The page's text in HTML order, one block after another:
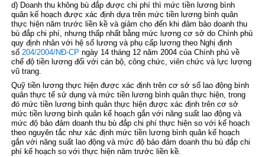
d) Doanh thu không bù đắp được chi phí thì mức tiền lương bình
quân kế hoạch được xác định dựa trên mức tiền lương bình quân
thực hiện năm trước liền kề và giảm cho đến khi đảm bảo doanh thu
bù đắp chi phí, nhưng thấp nhất bằng mức lương cơ sở do Chính phủ
quy định nhân với hệ số lương và phụ cấp lương theo Nghị định
số204/2004/NĐ-CP ngày 14 tháng 12 năm 2004 của Chính phủ về
chế độ tiền lương đối với cán bộ, công chức, viên chức và lực lượng
vũ trang.
Quỹ tiền lương thực hiện được xác định trên cơ sở số lao động bình
quân thực tế sử dụng và mức tiền lương bình quân thực hiện, trong
đó mức tiền lương bình quân thực hiện được xác định trên cơ sở
mức tiền lương bình quân kế hoạch gắn với năng suất lao động và
mức độ bảo đảm doanh thu bù đắp chi phí thực hiện so với kế hoạch
theo nguyên tắc như xác định mức tiền lương bình quân kế hoạch
gắn với năng suất lao động và mức độ bảo đảm doanh thu bù đắp chi
phí kế hoạch so với thực hiện năm trước liền kề.